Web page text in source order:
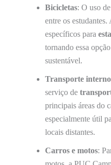
Bicicletas: O uso de
entre os
específicos para
tornando essa
sustentável.
Transporte interno
serviço de
principais áreas do
especialmente útil
locais distantes.
Carros e motos: